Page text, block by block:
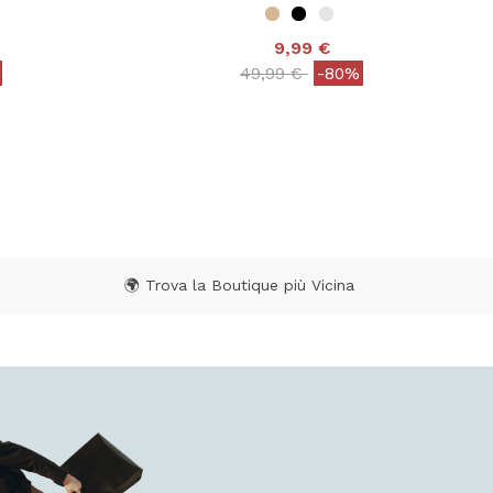
9,99 €
Price reduced from
49,99 €to-80%
🌍 Trova la Boutique più Vicina